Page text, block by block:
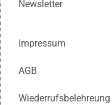
Newsletter
Impressum
AGB
Wiederrufsbelehreung